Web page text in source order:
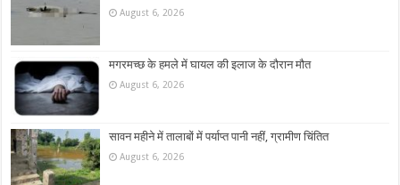
August 6, 2026
मगरमच्छ के हमले में घायल की इलाज के दौरान मौत
August 6, 2026
सावन महीने में तालाबों में पर्याप्त पानी नहीं, ग्रामीण चिंतित
August 6, 2026